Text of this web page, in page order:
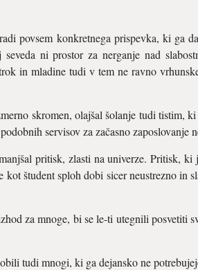
povsem konkretnega prispevka, ki ga
ni prostor za nerganje nad
in mladine tudi v tem ne ravno
skromen, olajšal šolanje tudi tistim,
servisov za začasno zaposlovanje
pritisk, zlasti na univerze. Pritisk,
študent sploh dobi sicer neustrezno in
za mnoge, bi se le-ti utegnili posvetiti
tudi mnogi, ki ga dejansko ne